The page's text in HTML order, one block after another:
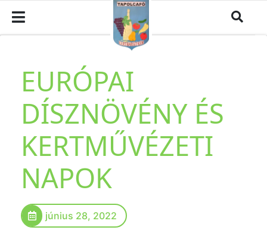
EURÓPAI
DÍSZNÖVÉNY ÉS
KERTMŰVÉZETI
NAPOK
június 28, 2022